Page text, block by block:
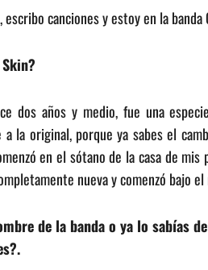
canciones y estoy en la
dos años y medio, fue una
la original, porque ya sabes el
en el sótano de la casa de
nueva y comenzó bajo
de la banda o ya lo sabías